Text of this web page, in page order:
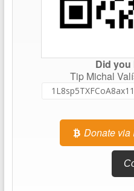
Did you
Tip Michal
Donate via